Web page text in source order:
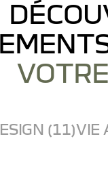
(11)VIE